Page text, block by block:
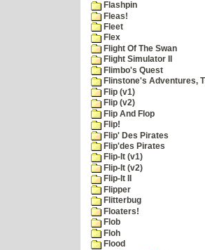
Flashpin
Fleas!
Fleet
Flex
Flight Of The Swan
Flight Simulator II
Flimbo's Quest
Flinstone's Adventures,
Flip (v1)
Flip (v2)
Flip And Flop
Flip!
Flip' Des Pirates
Flip'des Pirates
Flip-It (v1)
Flip-It (v2)
Flip-It II
Flipper
Flitterbug
Floaters!
Flob
Floh
Flood